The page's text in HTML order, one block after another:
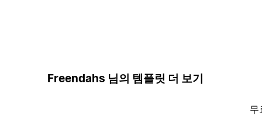
Freendahs 님의 템플릿 더 보기
무